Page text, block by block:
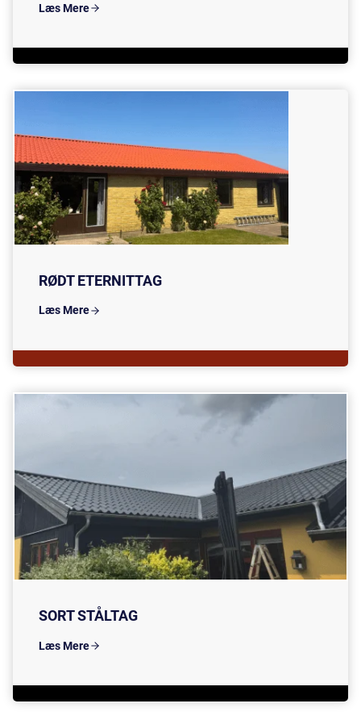
Læs Mere
RØDT ETERNITTAG
Læs Mere
SORT STÅLTAG
Læs Mere